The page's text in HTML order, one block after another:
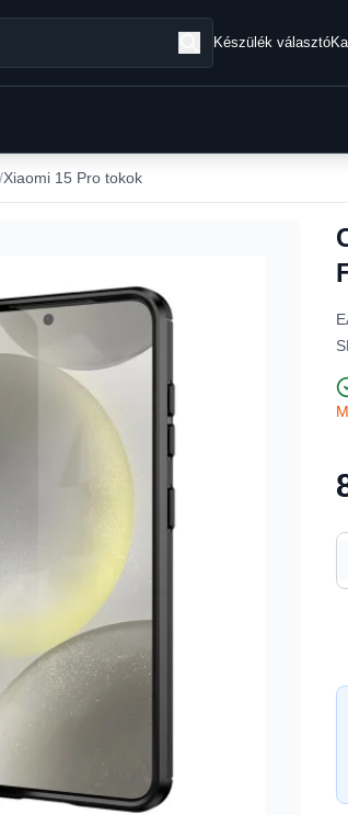
Készülék választó
Xiaomi 15 Pro tokok